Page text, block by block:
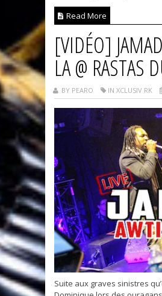
Read More
[VIDÉO]
LA @ RASTAS
BY PEARO IN XCLUSIV RK
Suite aux graves sinistres